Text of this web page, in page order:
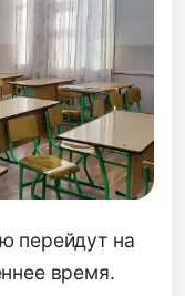
перейдут на
время.